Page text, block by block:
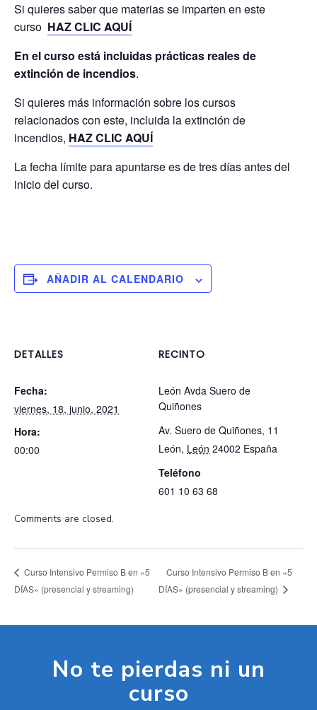
Si quieres saber que materias se imparten en este
curso HAZ CLIC AQUÍ
En el curso está incluidas prácticas reales de
extinción de incendios.
Si quieres más información sobre los cursos
relacionados con este, incluida la extinción de
incendios, HAZ CLIC AQUÍ
La fecha límite para apuntarse es de tres días antes del
inicio del curso.
AÑADIR AL CALENDARIO
DETALLES
Fecha:
viernes, 18, junio, 2021
Hora:
00:00
RECINTO
León Avda Suero de
Quiñones
Av. Suero de Quiñones, 11
León, León 24002 España
Teléfono
601 10 63 68
Comments are closed.
Curso Intensivo Permiso B en «5
DÍAS» (presencial y streaming)
Curso Intensivo Permiso B en «5
DÍAS» (presencial y streaming)
No te pierdas ni un
curso